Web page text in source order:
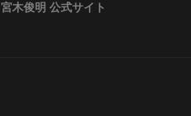
宮木俊明 公式サイト